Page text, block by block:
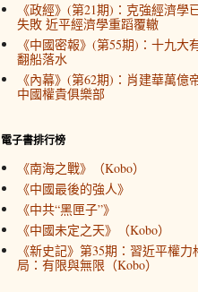
《政經》(第21期)：克強經濟學
失敗 近平經濟學重蹈覆轍
《中國密報》(第55期)：十九大
翻船落水
《內幕》(第62期)：肖建華萬億
中國權貴俱樂部
電子書排行榜
《南海之戰》（Kobo）
《中國最後的強人》
《中共“黑匣子”》
《中國未定之天》（Kobo）
《新史記》第35期：習近平權力
局：有限與無限（Kobo）